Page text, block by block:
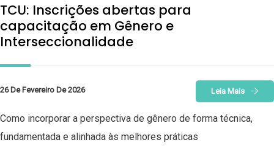
TCU: Inscrições abertas para
capacitação em Gênero e
Interseccionalidade
26 De Fevereiro De 2026 Leia Mais
Como incorporar a perspectiva de gênero de forma técnica,
fundamentada e alinhada às melhores práticas